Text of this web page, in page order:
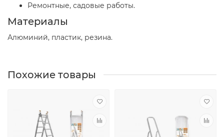
Ремонтные, садовые работы.
Материалы
Алюминий, пластик, резина.
Похожие товары